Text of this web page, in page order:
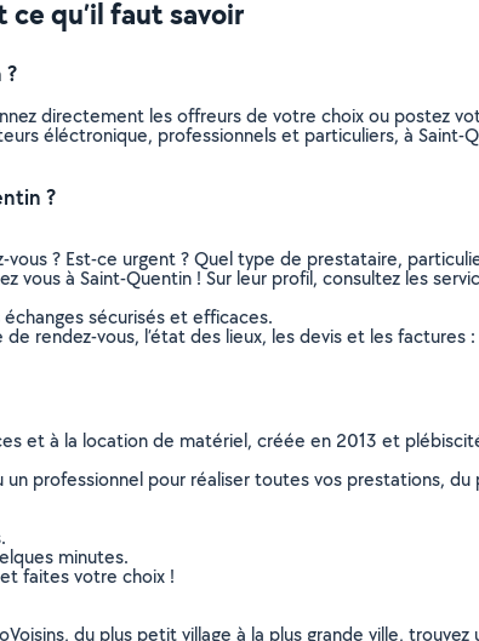
qu’il faut savoir
?
directement les offreurs de votre choix ou postez
éléctronique, professionnels et particuliers, à
?
? Est-ce urgent ? Quel type de prestataire,
à Saint-Quentin ! Sur leur profil, consultez les
sécurisés et efficaces.
rendez-vous, l’état des lieux, les devis et les
et à la location de matériel, créée en 2013 et
professionnel pour réaliser toutes vos prestations,
minutes.
faites votre choix !
du plus petit village à la plus grande ville,